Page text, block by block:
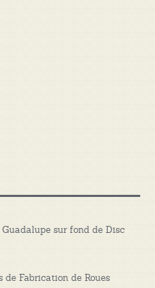
sur fond de Disc
Fabrication de Roues